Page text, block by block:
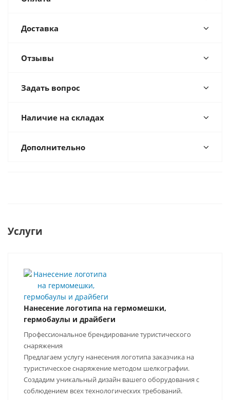
Доставка
Отзывы
Задать вопрос
Наличие на складах
Дополнительно
Услуги
Нанесение логотипа на гермомешки,
гермобаулы и драйбеги
Профессиональное брендирование туристического
снаряжения
Предлагаем услугу нанесения логотипа заказчика на
туристическое снаряжение методом шелкографии.
Создадим уникальный дизайн вашего оборудования с
соблюдением всех технологических требований.